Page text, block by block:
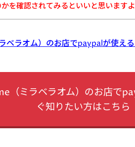
を確認されてみるといいと思います
ラオム）のお店でpaypalが使え
（ミラベラオム）のお店で
ぐ知りたい方はこちら